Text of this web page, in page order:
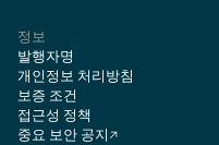
정보
발행자명
개인정보 처리방침
보증 조건
접근성 정책
중요 보안 공지